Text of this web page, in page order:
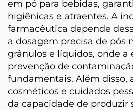
em pó para bebidas,
higiênicas e atraentes. A
farmacêutica depende
a dosagem precisa de pós
grânulos e líquidos, onde a
prevenção de
fundamentais. Além disso,
cosméticos e cuidados
da capacidade de produzir